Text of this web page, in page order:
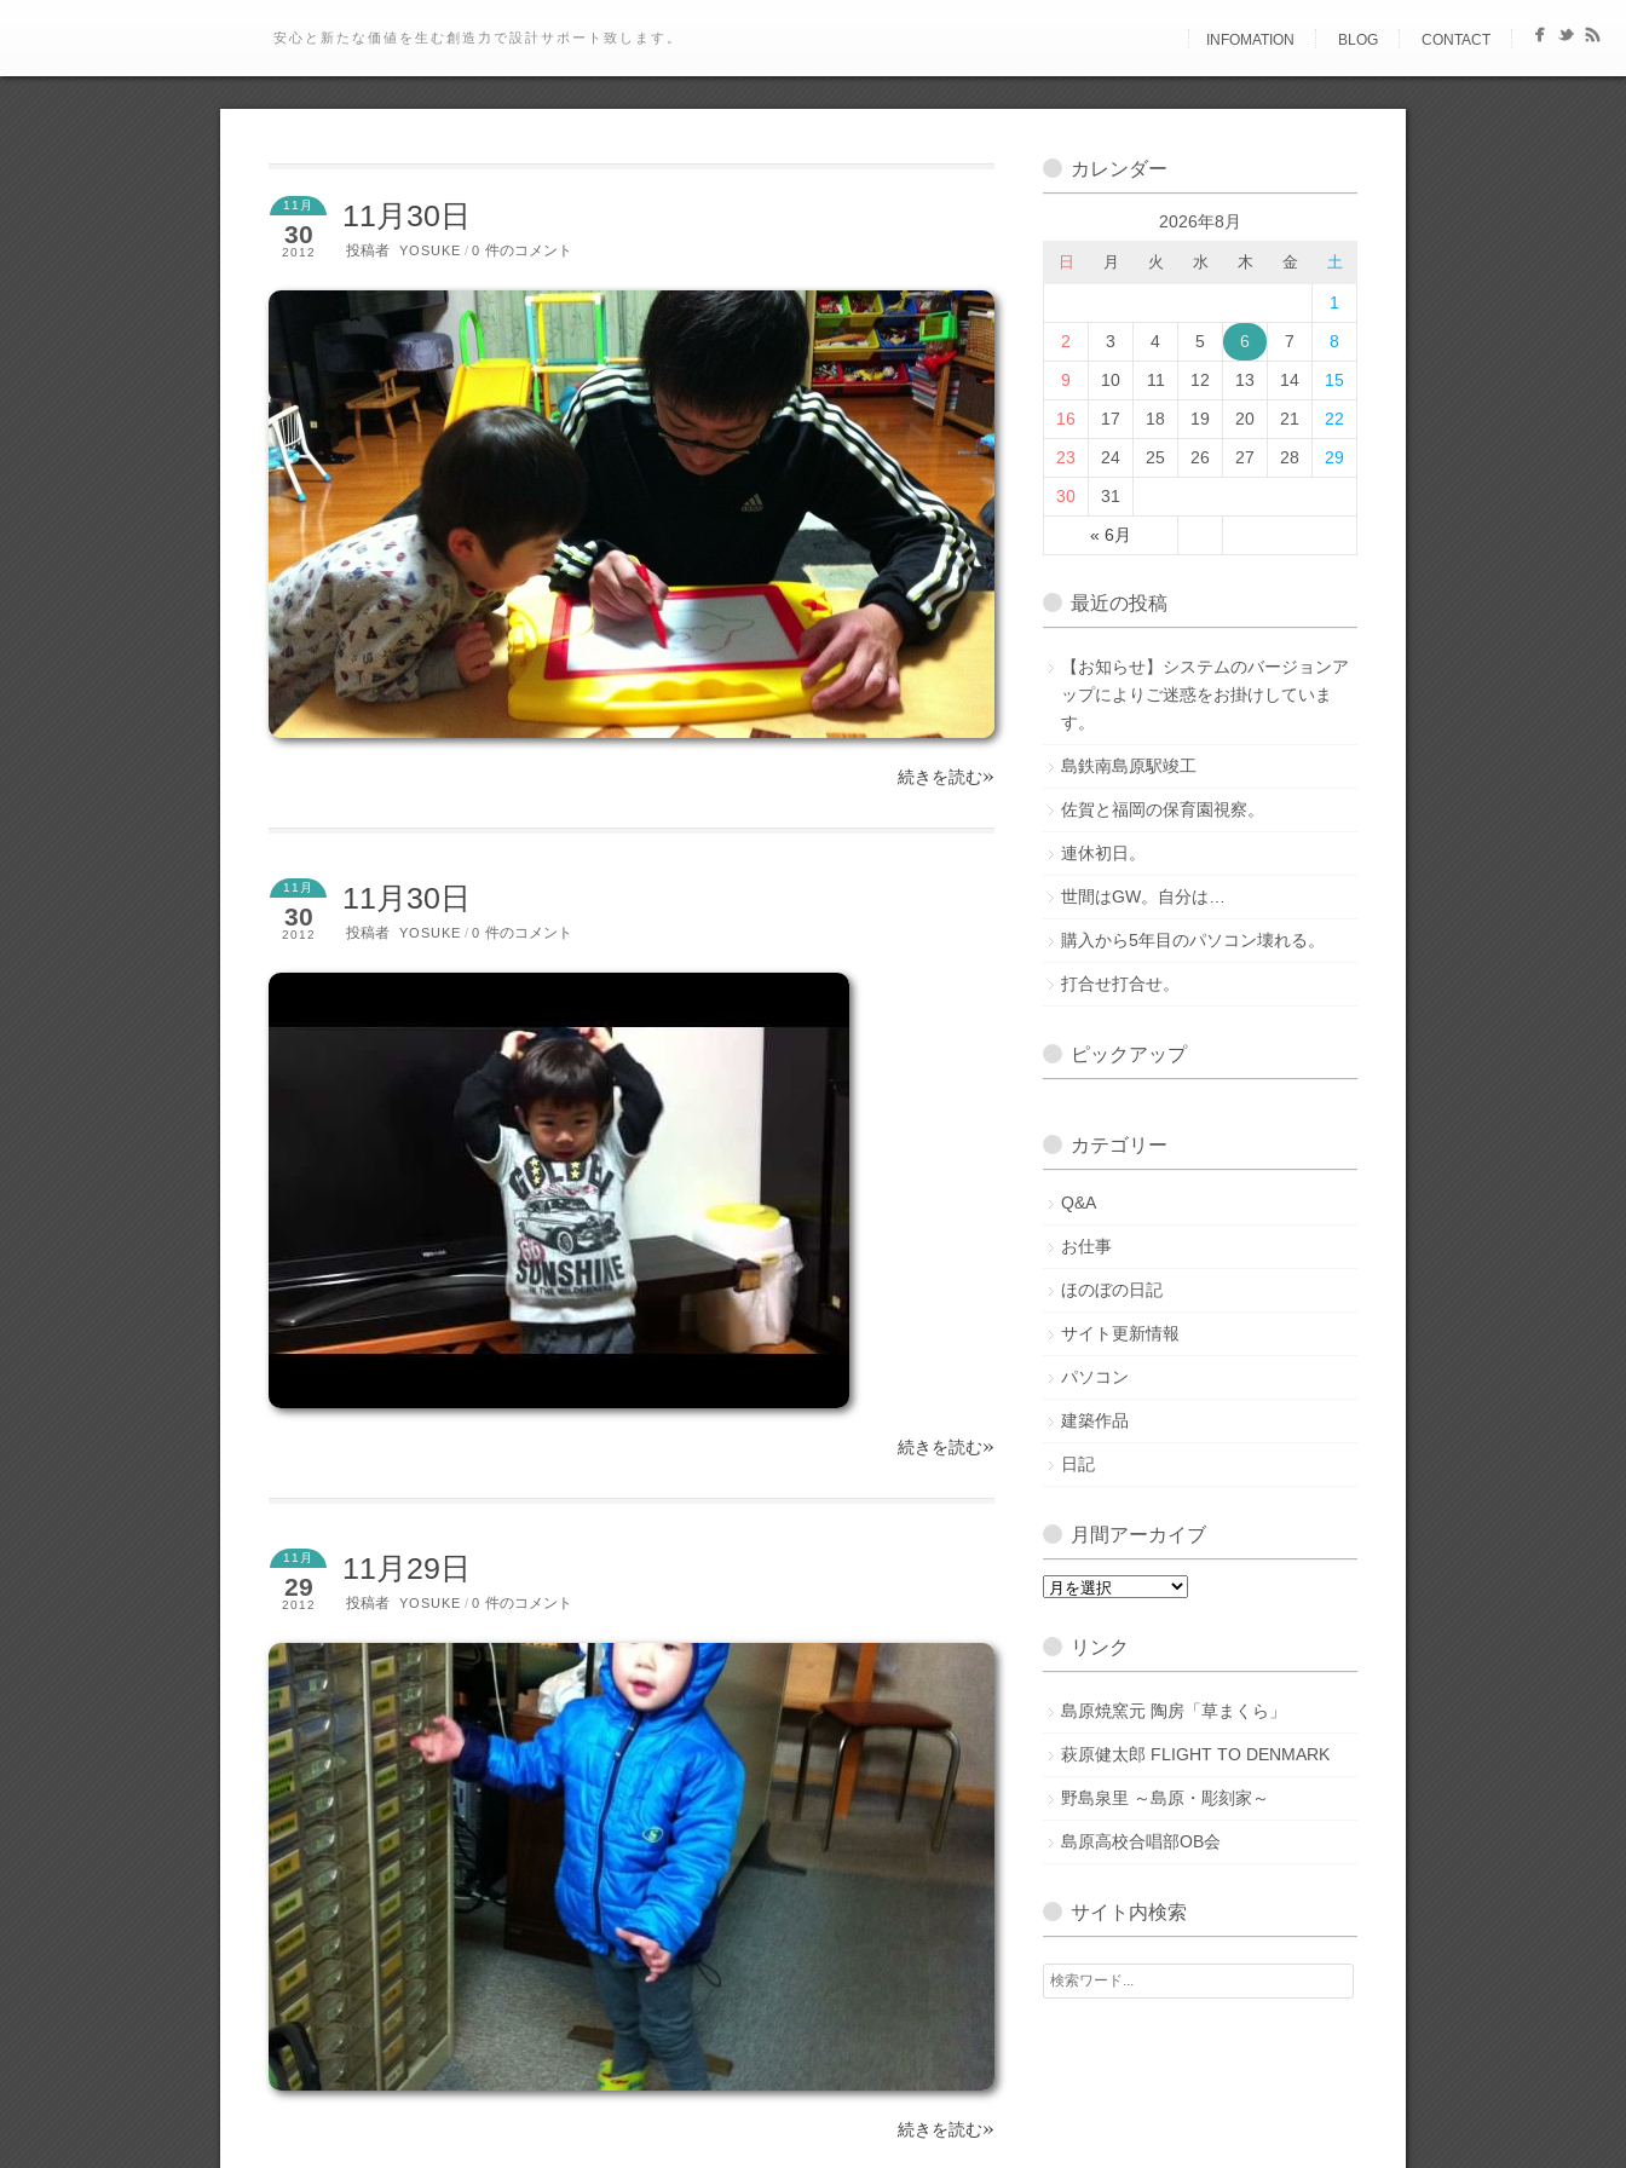
安心と新たな価値を生む創造力で設計サポート致します。 INFOMATION BLOG CONTACT
11月
30
2012
11月30日
投稿者 YOSUKE / 0 件のコメント
続きを読む»
11月
30
2012
11月30日
投稿者 YOSUKE / 0 件のコメント
続きを読む»
11月
29
2012
11月29日
投稿者 YOSUKE / 0 件のコメント
続きを読む»
カレンダー
2026年8月
日 月 火 水 木 金 土
« 6月
1
2
3 4 5 6 7
8
9
10 11 12 13 14
15
16
17 18 19 20 21
22
23
24 25 26 27 28
29
30
31
最近の投稿
【お知らせ】システムのバージョンア
ップによりご迷惑をお掛けしていま
す。
島鉄南島原駅竣工
佐賀と福岡の保育園視察。
連休初日。
世間はGW。自分は…
購入から5年目のパソコン壊れる。
打合せ打合せ。
ピックアップ
カテゴリー
Q&A
お仕事
ほのぼの日記
サイト更新情報
パソコン
建築作品
日記
月間アーカイブ
月
ア
ー
イ
ブ
リンク
島原焼窯元 陶房「草まくら」
萩原健太郎 FLIGHT TO DENMARK
野島泉里 ～島原・彫刻家～
島原高校合唱部OB会
サイト内検索